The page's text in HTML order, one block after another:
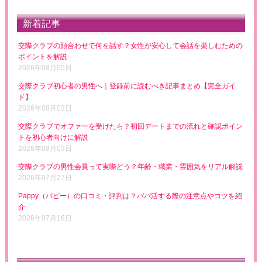
新着記事
交際クラブの顔合わせで何を話す？女性が安心して会話を楽しむための
ポイントを解説
2026年08月05日
交際クラブ初心者の男性へ｜登録前に読むべき記事まとめ【完全ガイ
ド】
2026年08月03日
交際クラブでオファーを受けたら？初回デートまでの流れと確認ポイン
トを初心者向けに解説
2026年08月03日
交際クラブの男性会員って実際どう？年齢・職業・雰囲気をリアル解説
2026年07月27日
Pappy（パピー）の口コミ・評判は？パパ活する際の注意点やコツを紹
介
2026年07月16日